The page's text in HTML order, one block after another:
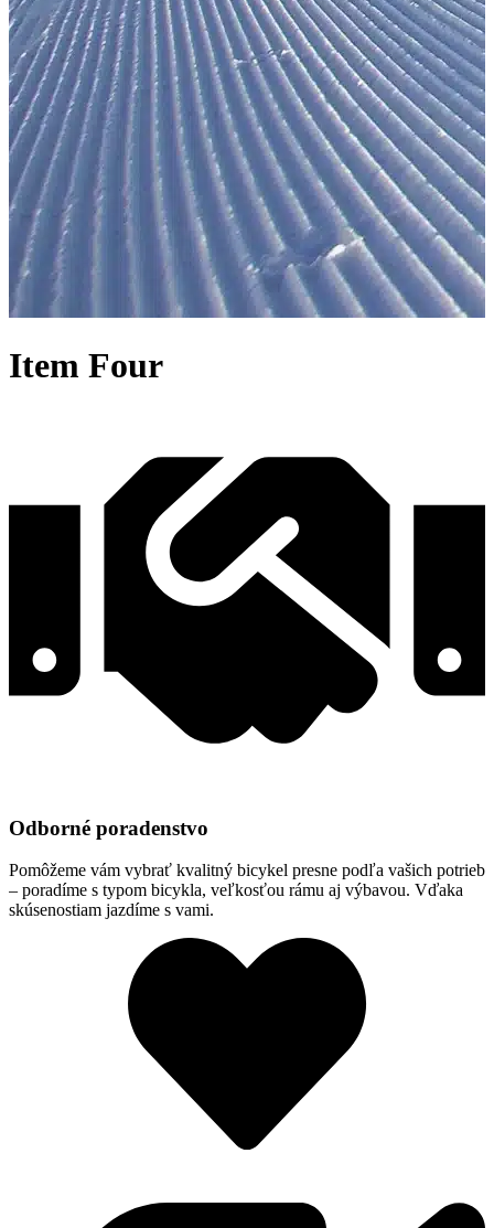
Item Four
Odborné poradenstvo
Pomôžeme vám vybrať kvalitný bicykel presne podľa vašich potrieb
– poradíme s typom bicykla, veľkosťou rámu aj výbavou. Vďaka
skúsenostiam jazdíme s vami.